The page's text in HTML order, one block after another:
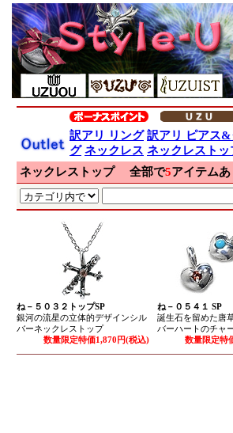
訳アリ リング 訳アリ ピアス
グ ネックレス ネックレストッ
ネックレストップ
全部で5アイテム
ね－５０３２トップSP
銀河の流星の立体的デザインシル
バーネックレストップ
数量限定特価1,870円(税込)
ね－０５４１ SP
誕生石を留めた唐
バーハートのチャ
数量限定特